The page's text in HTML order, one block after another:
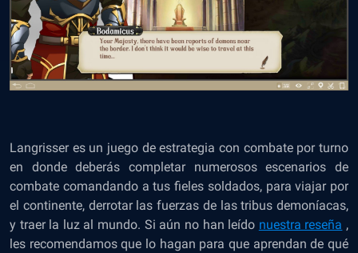
Langrisser es un juego de estrategia con combate por turno
en donde deberás completar numerosos escenarios de
combate comandando a tus fieles soldados, para viajar por
el continente, derrotar las fuerzas de las tribus demoníacas,
y traer la luz al mundo. Si aún no han leído nuestra reseña ,
les recomendamos que lo hagan para que aprendan de qué